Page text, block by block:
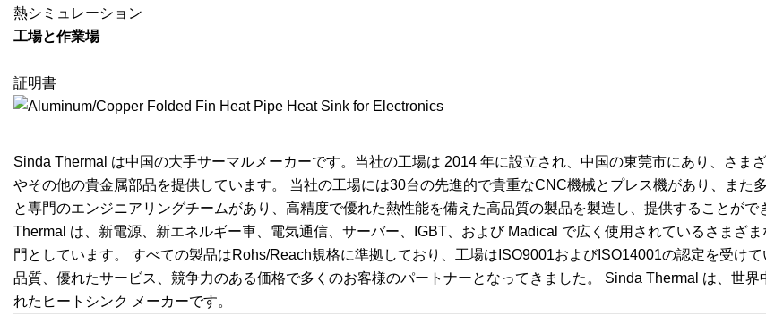
熱シミュレーション
工場と作業場
証明書
Sinda Thermal は中国の大手サーマルメーカーです。当社の工場は 2014 年に設立され、中国の東莞市にあり、さま
やその他の貴金属部品を提供しています。 当社の工場には30台の先進的で貴重なCNC機械とプレス機があり、また
と専門のエンジニアリングチームがあり、高精度で優れた熱性能を備えた高品質の製品を製造し、提供することがで
Thermal は、新電源、新エネルギー車、電気通信、サーバー、IGBT、および Madical で広く使用されているさまざ
門としています。 すべての製品はRohs/Reach規格に準拠しており、工場はISO9001およびISO14001の認定を受け
品質、優れたサービス、競争力のある価格で多くのお客様のパートナーとなってきました。 Sinda Thermal は、世界
れたヒートシンク メーカーです。